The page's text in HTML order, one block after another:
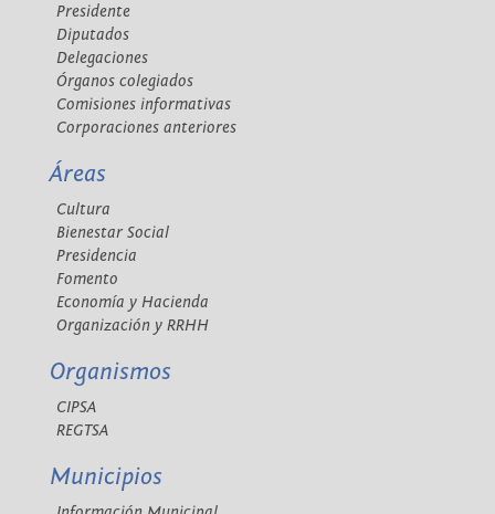
Presidente
Diputados
Delegaciones
Órganos colegiados
Comisiones informativas
Corporaciones anteriores
Áreas
Cultura
Bienestar Social
Presidencia
Fomento
Economía y Hacienda
Organización y RRHH
Organismos
CIPSA
REGTSA
Municipios